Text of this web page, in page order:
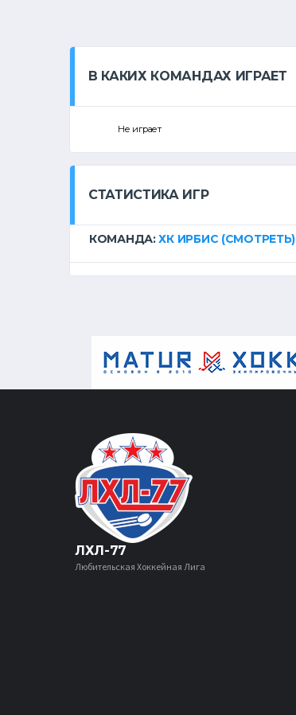
В КАКИХ КОМАНДАХ ИГРАЕТ
Не играет
СТАТИСТИКА ИГР
КОМАНДА:ХК ИРБИС (СМОТРЕТЬ)
ЛХЛ-77
Любительская Хоккейная Лига